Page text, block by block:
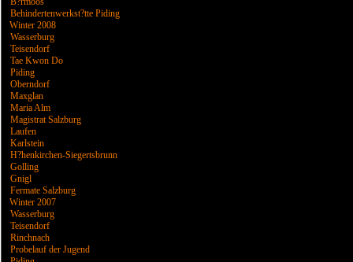
Behindertenwerkst?tte Piding
Winter 2008
Wasserburg
Teisendorf
Tae Kwon Do
Piding
Oberndorf
Maxglan
Maria Alm
Magistrat Salzburg
Laufen
Karlstein
H?henkirchen-Siegertsbrunn
Golling
Gnigl
Fermate Salzburg
Winter 2007
Wasserburg
Teisendorf
Rinchnach
Probelauf der Jugend